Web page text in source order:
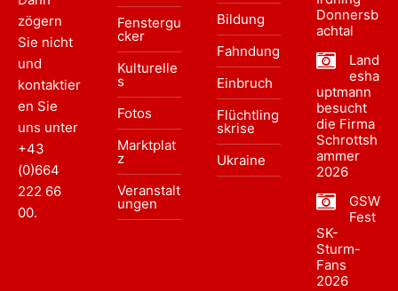
zögern
Sie nicht
und
kontaktier
en Sie
uns unter
+43
(0)664
222 66
00.
Fenstergu
cker
Kulturelle
s
Fotos
Marktplat
z
Veranstalt
ungen
Bildung
Fahndung
Einbruch
Flüchtling
skrise
Ukraine
Donnersb
achtal
Land
esha
uptmann
besucht
die Firma
Schrottsh
ammer
2026
GSW
Fest
SK-
Sturm-
Fans
2026